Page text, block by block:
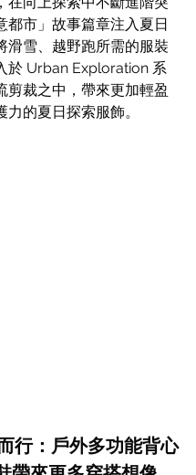
都市」故事篇章注入夏日
滑雪、越野跑所需的服裝
於 Urban Exploration 系
剪裁之中，帶來更加輕盈
力的夏日探索服飾。
行：戶外多功能背心